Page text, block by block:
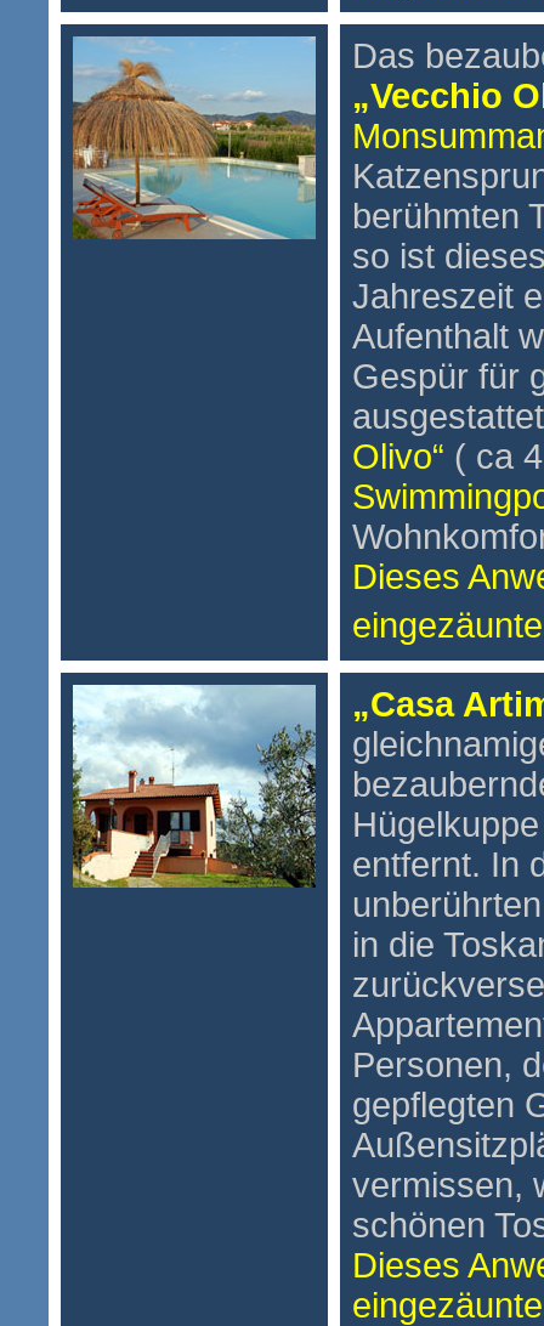
Das
„Vecchio
berühmten
so ist
Jahreszeit
Aufenthalt
Gespür für
Olivo“ ( ca
Dieses
„Casa
entfernt. In
in die
Personen,
gepflegten
vermissen,
schönen
Dieses